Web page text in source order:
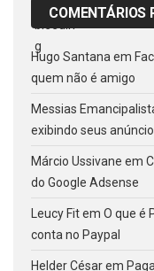
COMENTÁRIOS
Hugo Santana em
quem não é amigo
Messias
exibindo seus
Márcio Ussivane em
do Google Adsense
Leucy Fitem O que é
conta no Paypal
Helder Césarem